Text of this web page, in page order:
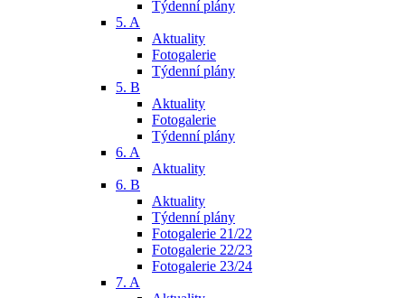
Týdenní plány
5. A
Aktuality
Fotogalerie
Týdenní plány
5. B
Aktuality
Fotogalerie
Týdenní plány
6. A
Aktuality
6. B
Aktuality
Týdenní plány
Fotogalerie 21/22
Fotogalerie 22/23
Fotogalerie 23/24
7. A